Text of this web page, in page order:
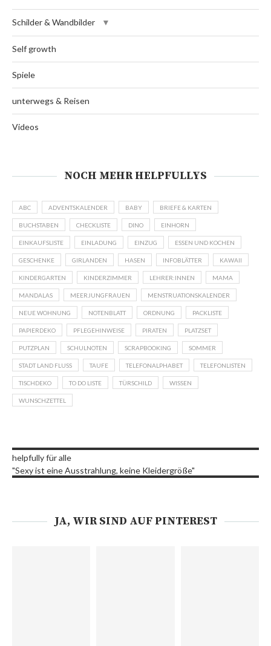
Schilder & Wandbilder
Self growth
Spiele
unterwegs & Reisen
Videos
NOCH MEHR HELPFULLYS
ABC ADVENTSKALENDER BABY BRIEFE & KARTEN
BUCHSTABEN CHECKLISTE DINO EINHORN
EINKAUFSLISTE EINLADUNG EINZUG ESSEN UND KOCHEN
GESCHENKE GIRLANDEN HASEN INFOBLÄTTER KAWAII
KINDERGARTEN KINDERZIMMER LEHRER:INNEN MAMA
MANDALAS MEERJUNGFRAUEN MENSTRUATIONSKALENDER
NEUE WOHNUNG NOTENBLATT ORDNUNG PACKLISTE
PAPIERDEKO PFLEGEHINWEISE PIRATEN PLATZSET
PUTZPLAN SCHULNOTEN SCRAPBOOKING SOMMER
STADT LAND FLUSS TAUFE TELEFONALPHABET TELEFONLISTEN
TISCHDEKO TO DO LISTE TÜRSCHILD WISSEN
WUNSCHZETTEL
helpfully für alle
"Sexy ist eine Ausstrahlung, keine Kleidergröße"
JA, WIR SIND AUF PINTEREST